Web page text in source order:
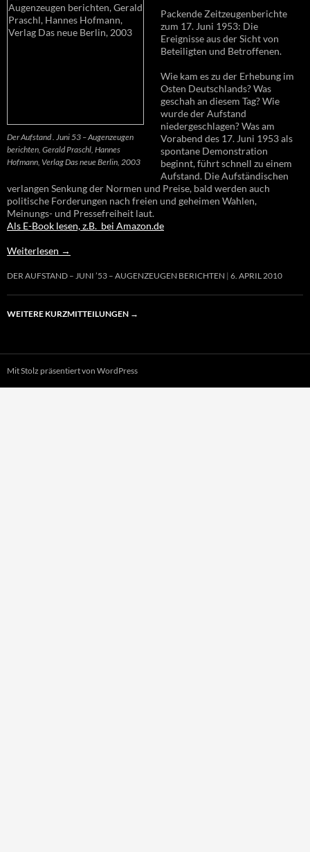
Der Aufstand . Juni 53 – Augenzeugen
berichten, Gerald Praschl, Hannes
Hofmann, Verlag Das neue Berlin, 2003
Packende Zeitzeugenberichte
zum 17. Juni 1953: Die
Ereignisse aus der Sicht von
Beteiligten und Betroffenen.
Wie kam es zu der Erhebung im
Osten Deutschlands? Was
geschah an diesem Tag? Wie
wurde der Aufstand
niedergeschlagen? Was am
Vorabend des 17. Juni 1953 als
spontane Demonstration
beginnt, führt schnell zu einem
Aufstand. Die Aufständischen
verlangen Senkung der Normen und Preise, bald werden auch
politische Forderungen nach freien und geheimen Wahlen,
Meinungs- und Pressefreiheit laut.
Als E-Book lesen, z.B. bei Amazon.de
Weiterlesen →
DER AUFSTAND – JUNI ’53 – AUGENZEUGEN BERICHTEN 6. APRIL 2010
WEITERE KURZMITTEILUNGEN →
Mit Stolz präsentiert von WordPress